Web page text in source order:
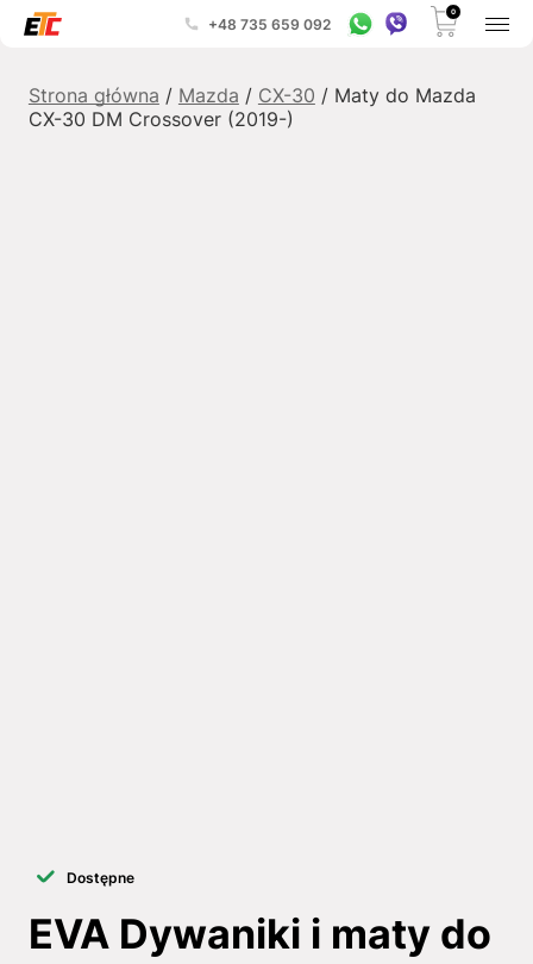
+48 735 659 092
0
Strona główna / Mazda / CX-30 / Maty do Mazda
CX-30 DM Crossover (2019-)
Dostępne
EVA Dywaniki i maty do